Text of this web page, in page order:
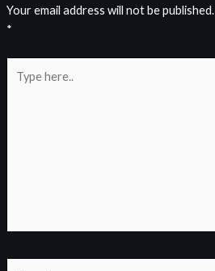
Your email address will not be published.
*
here..